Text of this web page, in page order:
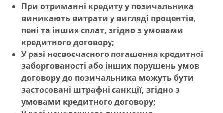
При отриманні кредиту у позичальника
виникають витрати у вигляді процентів,
пені та інших сплат, згідно з умовами
кредитного договору;
У разі несвоєчасного погашення кредитної
заборгованості або інших порушень умов
договору до позичальника можуть бути
застосовані штрафні санкції, згідно з
умовами кредитного договору;